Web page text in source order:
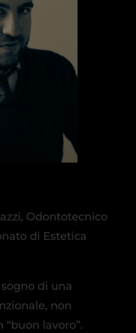
Odontotecnico
di Estetica
di una
non
lavoro”.